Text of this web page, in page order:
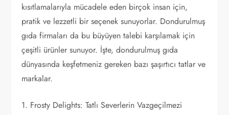
kısıtlamalarıyla mücadele eden birçok insan için,
pratik ve lezzetli bir seçenek sunuyorlar. Dondurulmuş
gıda firmaları da bu büyüyen talebi karşılamak için
çeşitli ürünler sunuyor. İşte, dondurulmuş gıda
dünyasında keşfetmeniz gereken bazı şaşırtıcı tatlar ve
markalar.
1. Frosty Delights: Tatlı Severlerin Vazgeçilmezi